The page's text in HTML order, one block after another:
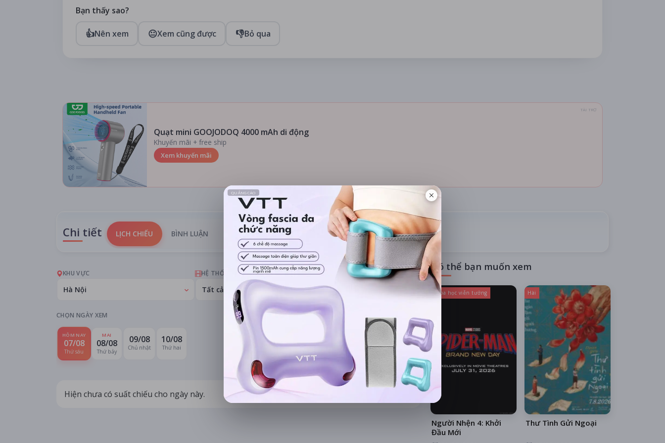
Bạn thấy sao?
👍Nên xem 😐Xem cũng được 👎Bỏ qua
TÀI TRỢ
Quạt mini GOOJODOQ 4000 mAh di động
Khuyến mãi + free ship
Xem khuyến mãi
Chi tiết LỊCH CHIẾU BÌNH LUẬN ĐÁNH GIÁ TIN TỨC
KHU VỰC
Hà Nội
HỆ THỐNG RẠP
Tất cả hệ thống
CHỌN NGÀY XEM
HÔM NAY
07/08
Thứ sáu
MAI
08/08
Thứ bảy
09/08
Chủ nhật
10/08
Thứ hai
Hiện chưa có suất chiếu cho ngày này.
Có thể bạn muốn xem
Khoa học viễn tưởng
Người Nhện 4: Khởi
Đầu Mới
Hài
Thư Tình Gửi Ngoại